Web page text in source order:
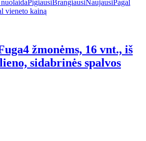
PigiausiBrangiausiNaujausiPagal
vieneto kainą
4 žmonėms, 16 vnt., iš
sidabrinės spalvos